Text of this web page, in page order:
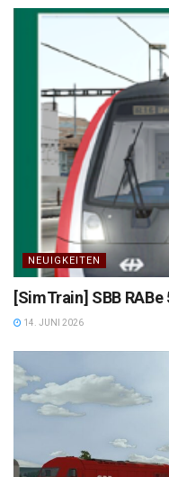
NEUIGKEITEN
[SimTrain] SBB
14. JUNI 2026